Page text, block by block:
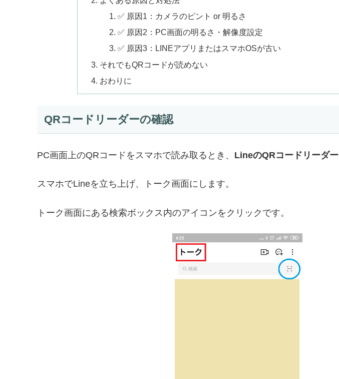
✅ 原因1：カメラのピント or 明るさ
✅ 原因2：PC画面の明るさ・解像度設定
✅ 原因3：LINEアプリまたはスマホOSが古い
それでもQRコードが読めない
おわりに
QRコードリーダーの確認
PC画面上のQRコードをスマホで読み取るとき、 LineのQRコードリーダー
スマホでLineを立ち上げ、トーク画面にします。
トーク画面にある検索ボックス内のアイコンをクリックです。